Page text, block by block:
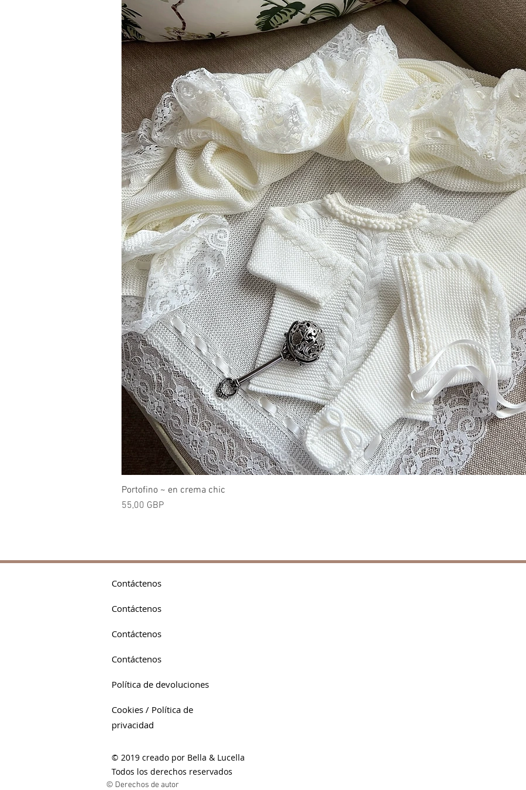
Portofino ~ en crema chic
Precio
55,00 GBP
Contáctenos
Contáctenos
Contáctenos
Contáctenos
Política de devoluciones
Cookies / Política de
privacidad
© 2019 creado por Bella & Lucella
Todos los derechos reservados
© Derechos de autor